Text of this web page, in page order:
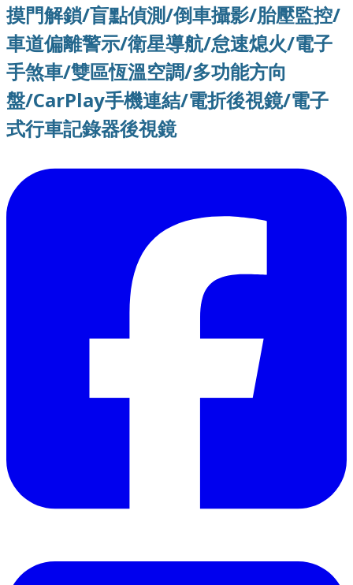
摸門解鎖/盲點偵測/倒車攝影/胎壓監控/
車道偏離警示/衛星導航/怠速熄火/電子
手煞車/雙區恆溫空調/多功能方向
盤/CarPlay手機連結/電折後視鏡/電子
式行車記錄器後視鏡